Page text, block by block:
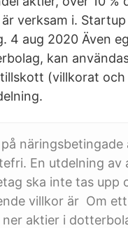
verksam i.
4 aug 2020 Även
kan
(villkorat
näringsbetingade
En utdelning av
ska inte tas upp
villkor är Om
aktier i